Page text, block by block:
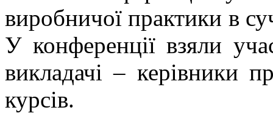
виробничої практики в
У конференції взяли
викладачі – керівники
курсів.